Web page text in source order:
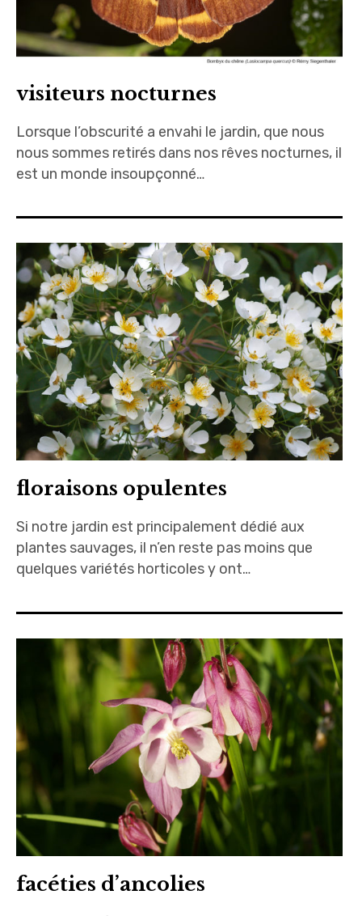
visiteurs nocturnes
Lorsque l’obscurité a envahi le jardin, que nous
nous sommes retirés dans nos rêves nocturnes, il
est un monde insoupçonné…
floraisons opulentes
Si notre jardin est principalement dédié aux
plantes sauvages, il n’en reste pas moins que
quelques variétés horticoles y ont…
facéties d’ancolies